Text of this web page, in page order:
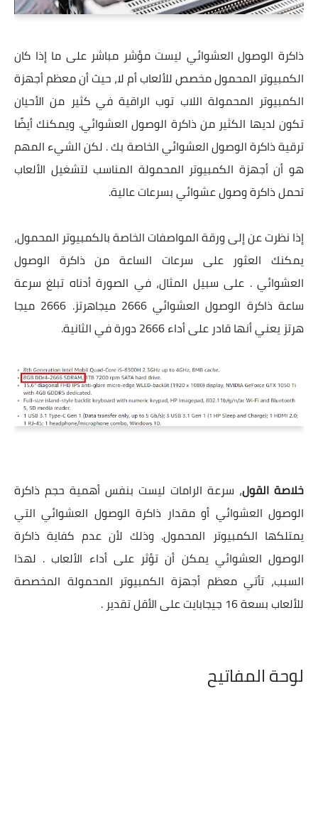
ذاكرة الوصول العشوائي ليست مؤشر مباشر على ما إذا كان
الكمبيوتر المحمول مخصص للألعاب أم لا، حيث أن معظم أجهزة
الكمبيوتر المحمولة اللاب توب الراقية في كثير من الأحيان
تكون لديها الكثير من ذاكرة الوصول العشوائي. ويمكنك أيضًا
ترقية ذاكرة الوصول العشوائي الخاصة بك . لكن الشيء المهم
هو أن أجهزة الكمبيوتر المحمولة المناسب لتشغيل الألعاب
تحمل ذاكرة وصول عشوائي بسرعات عالية.
إذا نظرت عن إلى ورقة المواصفات الخاصة بالكمبيوتر المحمول،
يمكنك العثور على سرعات الساعة من ذاكرة الوصول
العشوائي . على سبيل المثال، في الصورة أدناه تبلغ سرعة
ساعة ذاكرة الوصول العشوائي 2666 ميجاهرتز. 2666 ميجا
هرتز يعني أنها قادر على أداء 2666 دورة في الثانية.
خلاصة القول، سرعة الرامات ليست بنفس أهمية حجم ذاكرة
الوصول العشوائي أو مقدار ذاكرة الوصول العشوائي التي
يمتلكها الكمبيوتر المحمول. وذلك لأن عدم كفاية ذاكرة
الوصول العشوائي يمكن أن تؤثر على أداء الألعاب . لهذا
السبب، تأتي معظم أجهزة الكمبيوتر المحمولة المخصصة
للألعاب بسعة 16 جيجابايت على الأقل تقدير .
لوحة المفاتيح